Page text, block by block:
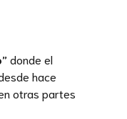
donde el
hace
otras partes